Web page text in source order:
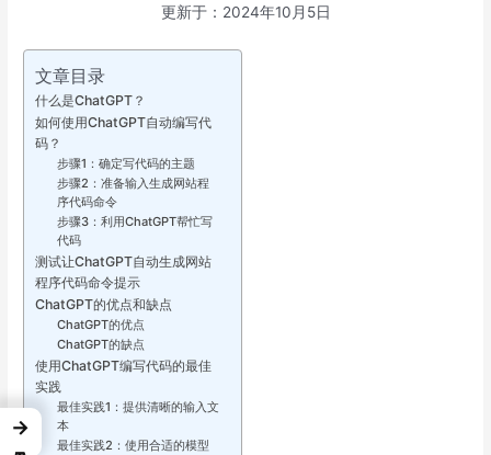
更新于：2024年10月5日
文章目录
什么是ChatGPT？
如何使用ChatGPT自动编写代
码？
步骤1：确定写代码的主题
步骤2：准备输入生成网站程
序代码命令
步骤3：利用ChatGPT帮忙写
代码
测试让ChatGPT自动生成网站
程序代码命令提示
ChatGPT的优点和缺点
ChatGPT的优点
ChatGPT的缺点
使用ChatGPT编写代码的最佳
实践
最佳实践1：提供清晰的输入文
本
最佳实践2：使用合适的模型
→